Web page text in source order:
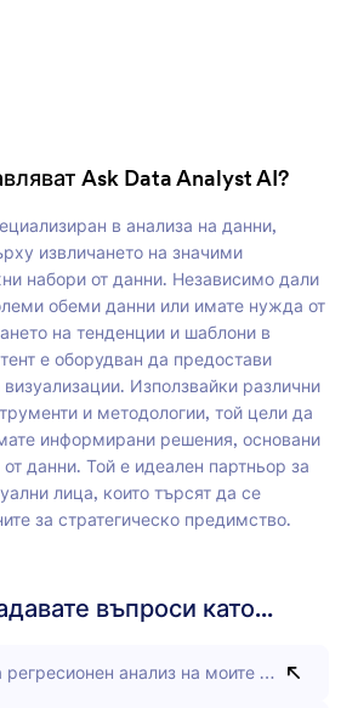
Ask Data Analyst AI?
в анализа на данни,
извличането на значими
набори от данни. Независимо дали
обеми данни или имате нужда от
на тенденции и шаблони в
е оборудван да предостави
Използвайки различни
и методологии, той цели да
информирани решения, основани
данни. Той е идеален партньор за
лица, които търсят да се
за стратегическо предимство.
въпроси като...
анализ на моите данни за